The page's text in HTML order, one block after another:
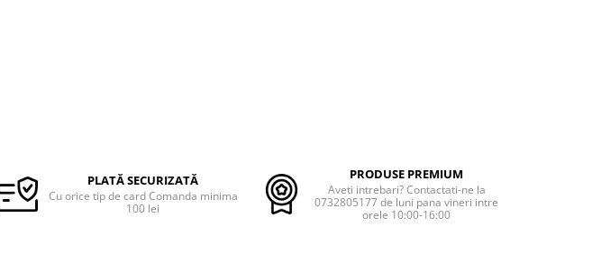
PLATĂ SECURIZATĂ
Cu orice tip de card Comanda minima
100 lei
PRODUSE PREMIUM
Aveti intrebari? Contactati-ne la
0732805177 de luni pana vineri intre
orele 10:00-16:00